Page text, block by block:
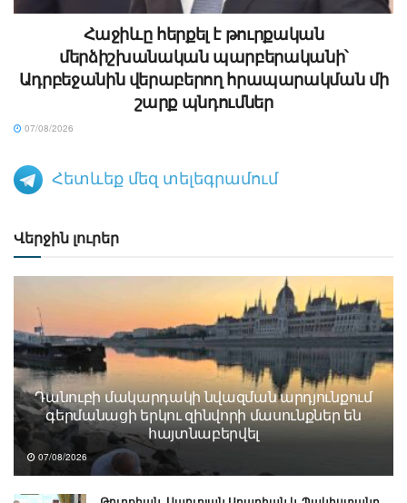
Հաջիևը հերքել է թուրքական
մերձիշխանական պարբերականի՝
Ադրբեջանին վերաբերող հրապարակման մի
շարք պնդումներ
07/08/2026
Հետևեք մեզ տելեգրամում
Վերջին լուրեր
Դանուբի մակարդակի նվազման արդյունքում
գերմանացի երկու զինվորի մասունքներ են
հայտնաբերվել
07/08/2026